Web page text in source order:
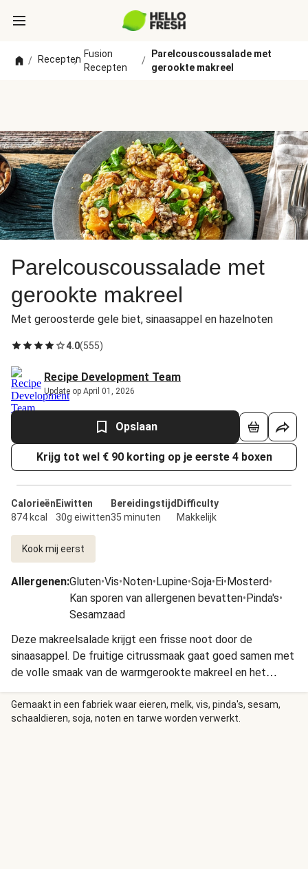
/ Recepten
/
Fusion
Recepten
/
Parelcouscoussalade met
gerookte makreel
Parelcouscoussalade met
gerookte makreel
Met geroosterde gele biet, sinaasappel en hazelnoten
4.0(555)
Recipe Development Team
Update op April 01, 2026
Opslaan
Krijg tot wel € 90 korting op je eerste 4 boxen
Calorieën
874 kcal
Eiwitten
30g eiwitten
Bereidingstijd
35 minuten
Difficulty
Makkelijk
Kook mij eerst
Allergenen:Gluten•Vis•Noten•Lupine•Soja•Ei•Mosterd•
Kan sporen van allergenen bevatten•Pinda's•
Sesamzaad
Deze makreelsalade krijgt een frisse noot door de
sinaasappel. De fruitige citrussmaak gaat goed samen met
de volle smaak van de warmgerookte makreel en het
aardse van de geroosterde gele biet en de hazelnoten.
Gemaakt in een fabriek waar eieren, melk, vis, pinda's, sesam,
schaaldieren, soja, noten en tarwe worden verwerkt.